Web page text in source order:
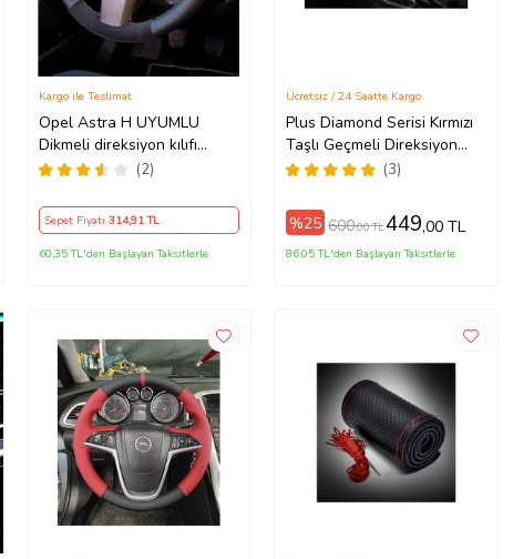
Opel Astra H UYUMLU
Dikmeli direksiyon kılıfı
noktalı alkantra gri yüzüklü (
(2)
Kargo ile Teslimat
Sepet Fiyatı314,91 TL
60,35 TL'den Başlayan Taksitlerle
Plus Diamond Serisi Kırmızı
Taşlı Geçmeli Direksiyon
Kılıfı
(3)
Ücretsiz / 24 Saatte Kargo
%25 600,00 TL449,00 TL
86,05 TL'den Başlayan Taksitlerle